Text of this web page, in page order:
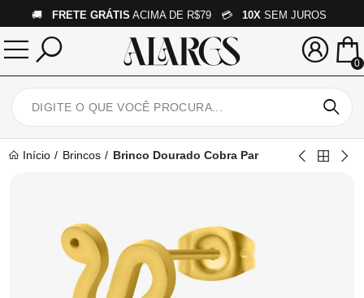
🚚 FRETE GRÁTIS ACIMA DE R$79 💳 10X SEM JUROS
0
Início Brincos Brinco Dourado Cobra Par